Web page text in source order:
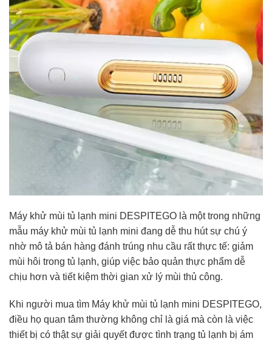
Máy khử mùi tủ lạnh mini DESPITEGO là một trong những
mẫu máy khử mùi tủ lạnh mini đang dễ thu hút sự chú ý
nhờ mô tả bán hàng đánh trúng nhu cầu rất thực tế: giảm
mùi hôi trong tủ lạnh, giúp việc bảo quản thực phẩm dễ
chịu hơn và tiết kiệm thời gian xử lý mùi thủ công.
Khi người mua tìm Máy khử mùi tủ lạnh mini DESPITEGO,
điều họ quan tâm thường không chỉ là giá mà còn là việc
thiết bị có thật sự giải quyết được tình trạng tủ lạnh bị ám